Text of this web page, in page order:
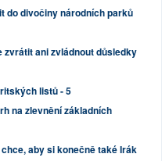
do divočiny národních parků
zvrátit ani zvládnout důsledky
listů - 5
na zlevnění základních
aby si konečně také Irák